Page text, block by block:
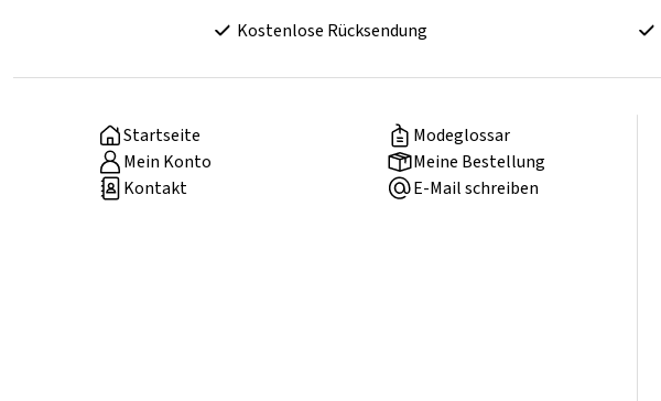
Kostenlose Rücksendung
Startseite
Modeglossar
Mein Konto
Meine Bestellung
Kontakt
E-Mail schreiben